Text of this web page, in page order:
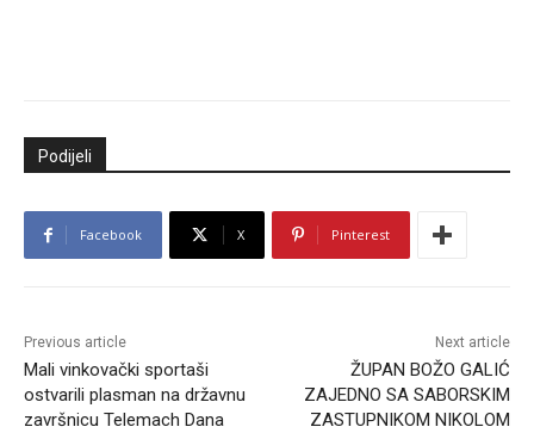
Podijeli
Facebook X Pinterest
Previous article
Mali vinkovački sportaši
ostvarili plasman na državnu
završnicu Telemach Dana
Next article
ŽUPAN BOŽO GALIĆ
ZAJEDNO SA SABORSKIM
ZASTUPNIKOM NIKOLOM